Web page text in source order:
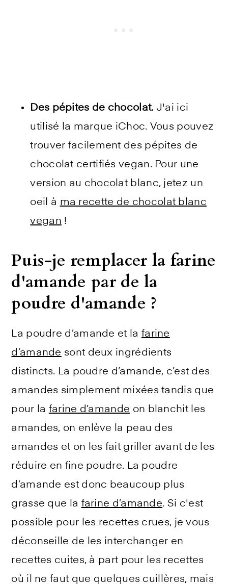
Des pépites de chocolat. J'ai ici
utilisé la marque iChoc. Vous pouvez
trouver facilement des pépites de
chocolat certifiés vegan. Pour une
version au chocolat blanc, jetez un
oeil à ma recette de chocolat blanc
vegan !
Puis-je remplacer la farine
d'amande par de la
poudre d'amande ?
La poudre d’amande et la farine
d’amande sont deux ingrédients
distincts. La poudre d’amande, c’est des
amandes simplement mixées tandis que
pour la farine d’amande on blanchit les
amandes, on enlève la peau des
amandes et on les fait griller avant de les
réduire en fine poudre. La poudre
d’amande est donc beaucoup plus
grasse que la farine d’amande. Si c'est
possible pour les recettes crues, je vous
déconseille de les interchanger en
recettes cuites, à part pour les recettes
où il ne faut que quelques cuillères, mais